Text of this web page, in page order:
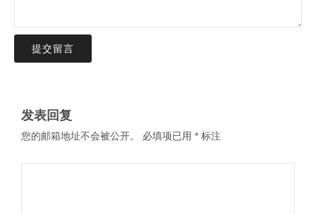
提交留言
发表回复
您的邮箱地址不会被公开。 必填项已用 * 标注